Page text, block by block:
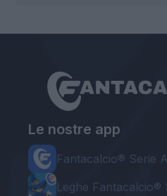
Le nostre app
Fantacalcio® Serie
Leghe Fantacalcio®